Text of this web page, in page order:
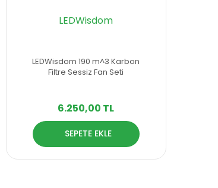
LEDWisdom
LEDWisdom 190 m^3 Karbon
Filtre Sessiz Fan Seti
6.250,00 TL
SEPETE EKLE